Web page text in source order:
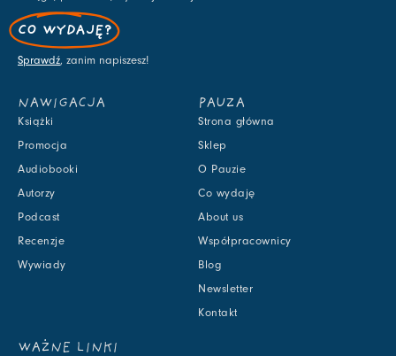
CO WYDAJĘ?
Sprawdź, zanim napiszesz!
NAWIGACJA
Książki
Promocja
Audiobooki
Autorzy
Podcast
Recenzje
Wywiady
PAUZA
Strona główna
Sklep
O Pauzie
Co wydaję
About us
Współpracownicy
Blog
Newsletter
Kontakt
WAŻNE LINKI